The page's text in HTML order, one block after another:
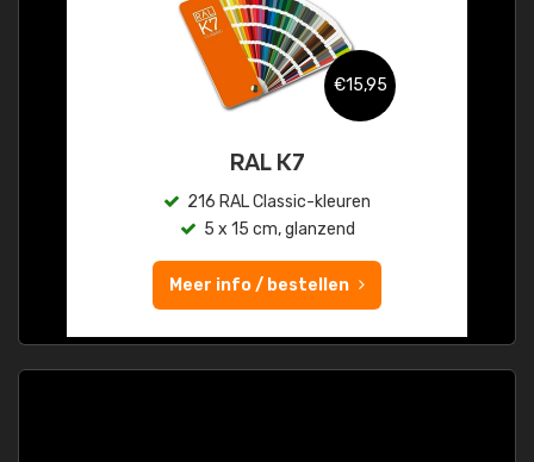
€15,95
RAL K7
216 RAL Classic-kleuren
5 x 15 cm, glanzend
Meer info / bestellen